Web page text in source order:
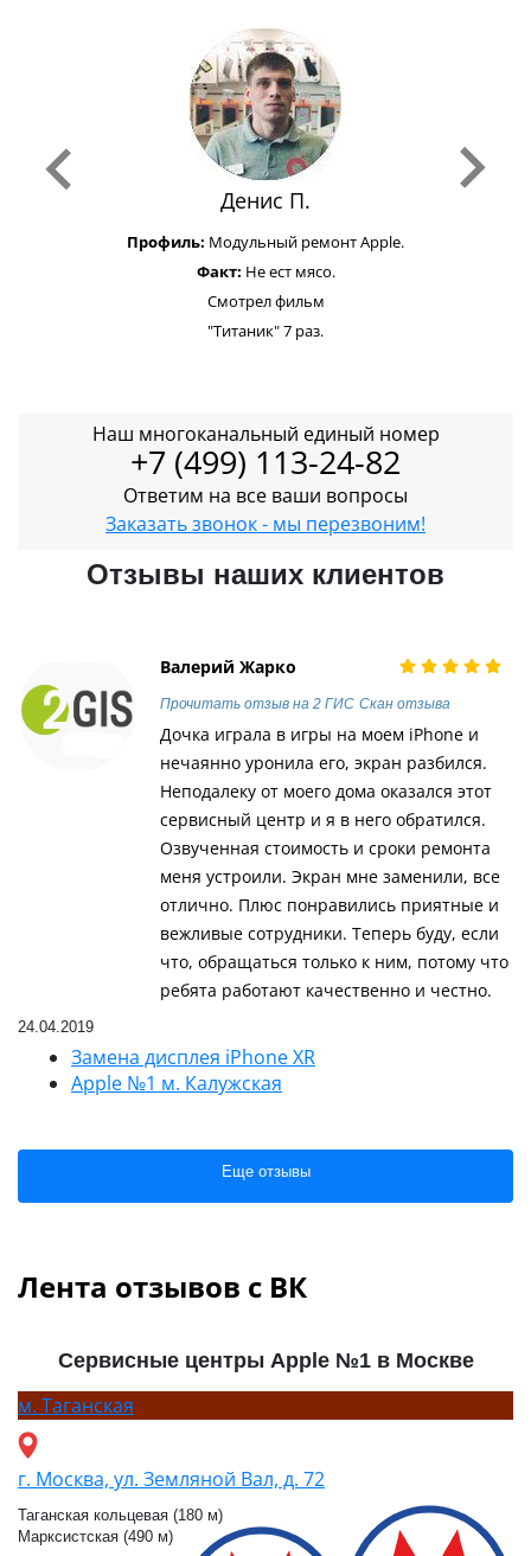
Денис П.
Профиль: Модульный ремонт Apple.
Факт: Не ест мясо.
Смотрел фильм
"Титаник" 7 раз.
Наш многоканальный единый номер
+7 (499) 113-24-82
Ответим на все ваши вопросы
Заказать звонок - мы перезвоним!
Отзывы наших клиентов
Валерий Жарко
Прочитать отзыв на 2 ГИС Скан отзыва
Дочка играла в игры на моем iPhone и
нечаянно уронила его, экран разбился.
Неподалеку от моего дома оказался этот
сервисный центр и я в него обратился.
Озвученная стоимость и сроки ремонта
меня устроили. Экран мне заменили, все
отлично. Плюс понравились приятные и
вежливые сотрудники. Теперь буду, если
что, обращаться только к ним, потому что
ребята работают качественно и честно.
24.04.2019
Замена дисплея iPhone XR
Apple №1 м. Калужская
Еще отзывы
Лента отзывов с ВК
Сервисные центры Apple №1 в Москве
м. Таганская
г. Москва, ул. Земляной Вал, д. 72
Таганская кольцевая (180 м)
Марксистская (490 м)